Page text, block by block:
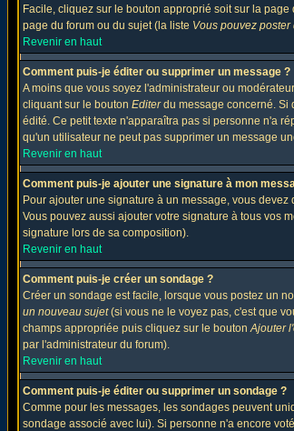
Facile, cliquez sur le bouton approprié soit sur la
page du forum ou du sujet (la liste Vous pouvez poster
Revenir en haut
Comment puis-je éditer ou supprimer un message ?
A moins que vous soyez l'administrateur ou
cliquant sur le bouton Editerdu message concerné. Si
édité. Ce petit texte n'apparaîtra pas si personne n'a
qu'un utilisateur ne peut pas supprimer un message
Revenir en haut
Comment puis-je ajouter une signature à mon
Pour ajouter une signature à un message, vous
Vous pouvez aussi ajouter votre signature à tous vos
signature lors de sa composition).
Revenir en haut
Comment puis-je créer un sondage ?
Créer un sondage est facile, lorsque vous postez un
un nouveau sujet(si vous ne le voyez pas, c'est que
champs appropriée puis cliquez sur le boutonAjouter
par l'administrateur du forum).
Revenir en haut
Comment puis-je éditer ou supprimer un sondage ?
Comme pour les messages, les sondages peuvent
sondage associé avec lui). Si personne n'a encore